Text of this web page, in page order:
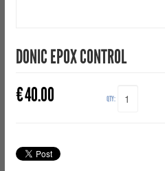
DONIC EPOX CONTROL
€40.00 QTY: